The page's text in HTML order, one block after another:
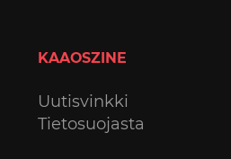
KAAOSZINE
Uutisvinkki
Tietosuojasta